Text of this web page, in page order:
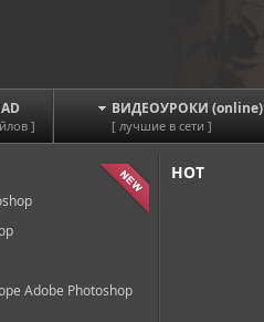
]
ВИДЕОУРОКИ (online)
[ лучшие в сети ]
Adobe Photoshop
HOT